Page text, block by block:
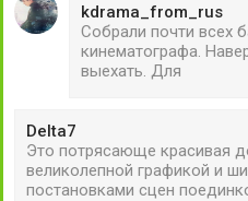
kdrama_from_rus
Собрали почти всех
кинематографа.
выехать. Для
Delta7
Это потрясающе красивая
великолепной графикой и
постановками сцен